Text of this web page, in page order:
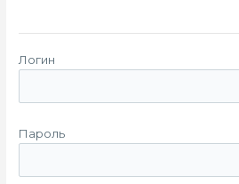
Логин
Пароль